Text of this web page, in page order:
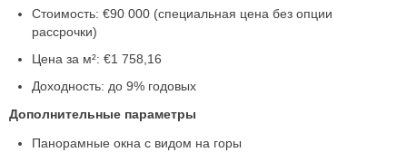
Стоимость: €90 000 (специальная цена без опции
рассрочки)
Цена за м²: €1 758,16
Доходность: до 9% годовых
Дополнительные параметры
Панорамные окна с видом на горы